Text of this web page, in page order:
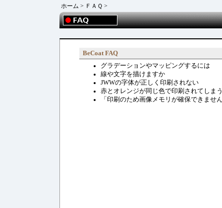
ホーム > ＦＡＱ >
BeCoat FAQ
グラデーションやマッピングするには
線や文字を描けますか
JWWの字体が正しく印刷されない
赤とオレンジが同じ色で印刷されてしま
「印刷のため画像メモリが確保できませ